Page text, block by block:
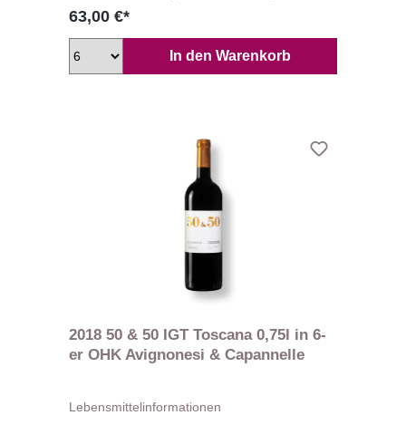
63,00 €*
In den Warenkorb
2018 50 & 50 IGT Toscana 0,75l in 6-
er OHK Avignonesi & Capannelle
Lebensmittelinformationen